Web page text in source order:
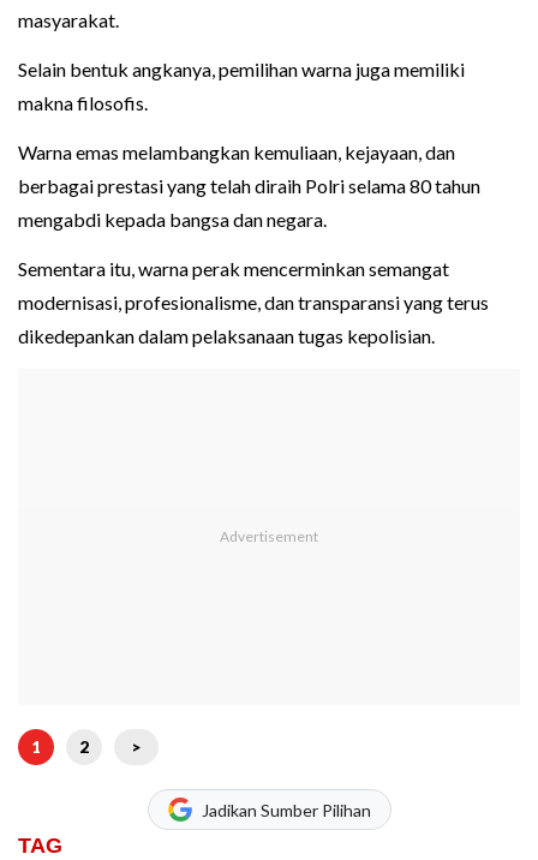
masyarakat.
Selain bentuk angkanya, pemilihan warna juga memiliki
makna filosofis.
Warna emas melambangkan kemuliaan, kejayaan, dan
berbagai prestasi yang telah diraih Polri selama 80 tahun
mengabdi kepada bangsa dan negara.
Sementara itu, warna perak mencerminkan semangat
modernisasi, profesionalisme, dan transparansi yang terus
dikedepankan dalam pelaksanaan tugas kepolisian.
1 2 >
Jadikan Sumber Pilihan
TAG